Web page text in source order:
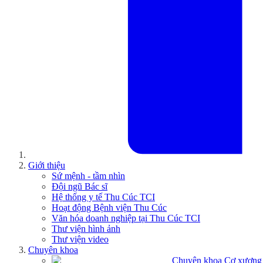
Giới thiệu
Sứ mệnh - tầm nhìn
Đội ngũ Bác sĩ
Hệ thống y tế Thu Cúc TCI
Hoạt động Bệnh viện Thu Cúc
Văn hóa doanh nghiệp tại Thu Cúc TCI
Thư viện hình ảnh
Thư viện video
Chuyên khoa
Chuyên khoa Cơ